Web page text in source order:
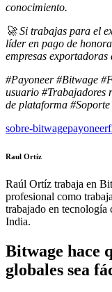
conocimiento.
🚀 Si trabajas para el
líder en pago de
empresas exportadoras
#Payoneer #Bitwage
usuario #Trabajadores
de plataforma
sobre-bitwagepayoneer
Raul Ortíz
Raúl Ortíz trabaja en
profesional como
trabajado en
India.
Bitwage hace
globales sea